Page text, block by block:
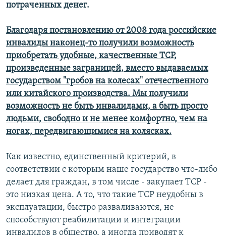
потраченных денег.
Благодаря постановлению от 2008 года российские
инвалиды наконец-то получили возможность
приобретать удобные, качественные ТСР,
произведенные заграницей, вместо выдаваемых
государством "гробов на колесах" отечественного
или китайского производства. Мы получили
возможность не быть инвалидами, а быть просто
людьми, свободно и не менее комфортно, чем на
ногах, передвигающимися на колясках.
Как известно, единственный критерий, в
соответствии с которым наше государство что-либо
делает для граждан, в том числе - закупает ТСР -
это низкая цена. А то, что такие ТСР неудобны в
эксплуатации, быстро разваливаются, не
способствуют реабилитации и интеграции
инвалидов в общество, а иногда приводят к